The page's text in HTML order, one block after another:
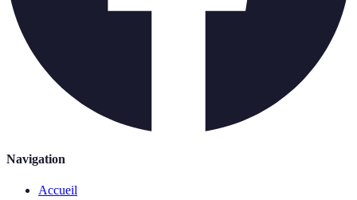
Navigation
Accueil